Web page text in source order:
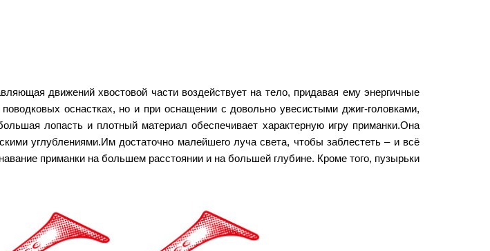
движений хвостовой части воздействует на тело, придавая ему энергичные
оснастках, но и при оснащении с довольно увесистыми джиг-головками,
лопасть и плотный материал обеспечивает характерную игру приманки.Она
углублениями.Им достаточно малейшего луча света, чтобы заблестеть – и всё
приманки на большем расстоянии и на большей глубине. Кроме того, пузырьки